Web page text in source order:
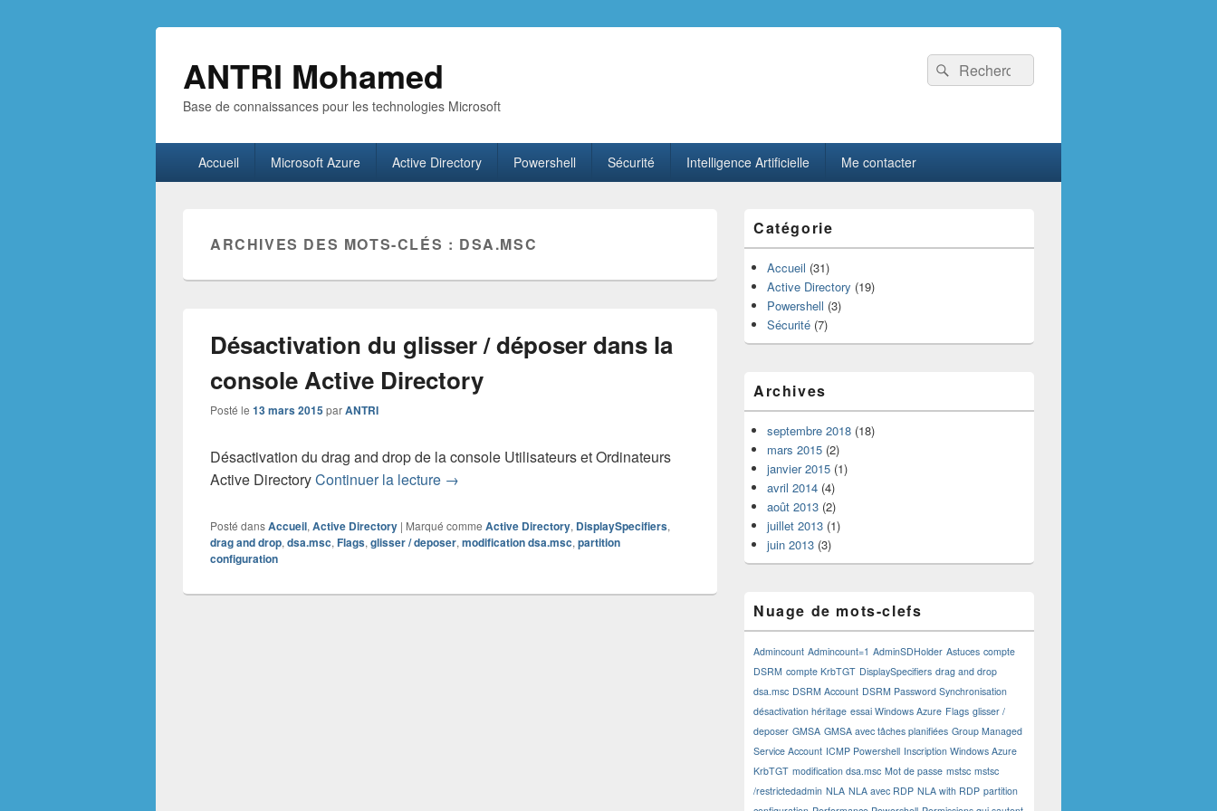
ANTRI Mohamed
Base de connaissances pour les technologies Microsoft
Recherche :
Rechercher
principalAccueil Microsoft Azure Active Directory Powershell Sécurité Intelligence Artificielle Me contacter
ARCHIVES DES MOTS-CLÉS : DSA.MSC
Désactivation du glisser / déposer dans la
console Active Directory
Posté le 13 mars 2015parANTRI
Désactivation du drag and drop de la console Utilisateurs et Ordinateurs
Active DirectoryContinuer la lecture Désactivation du glisser / déposer dans la console Active Directory
→
Posté dansAccueil, Active Directory | Marqué comme Active Directory, DisplaySpecifiers,
drag and drop, dsa.msc, Flags, glisser / deposer, modification dsa.msc, partition
configuration
principale
de
widget
pour
barre
latérale
Catégorie
Accueil (31)
Active Directory (19)
Powershell (3)
Sécurité (7)
Archives
septembre 2018 (18)
mars 2015 (2)
janvier 2015 (1)
avril 2014 (4)
août 2013 (2)
juillet 2013 (1)
juin 2013 (3)
Nuage de mots-clefs
Admincount Admincount=1 AdminSDHolder Astuces compte
DSRM compte KrbTGT DisplaySpecifiers drag and drop
dsa.msc DSRM Account DSRM Password Synchronisation
désactivation héritage essai Windows Azure Flags glisser /
deposer GMSA GMSA avec tâches planifiées Group Managed
Service Account ICMP Powershell Inscription Windows Azure
KrbTGT modification dsa.msc Mot de passe mstsc mstsc
/restrictedadmin NLA NLA avec RDP NLA with RDP partition